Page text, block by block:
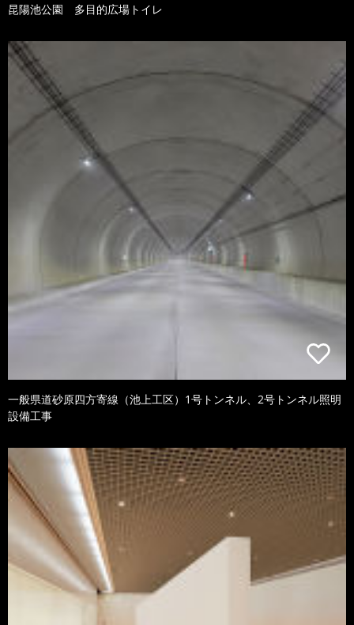
昆陽池公園 多目的広場トイレ
一般県道砂原四方寄線（池上工区）1号トンネル、2号トンネル照明
設備工事